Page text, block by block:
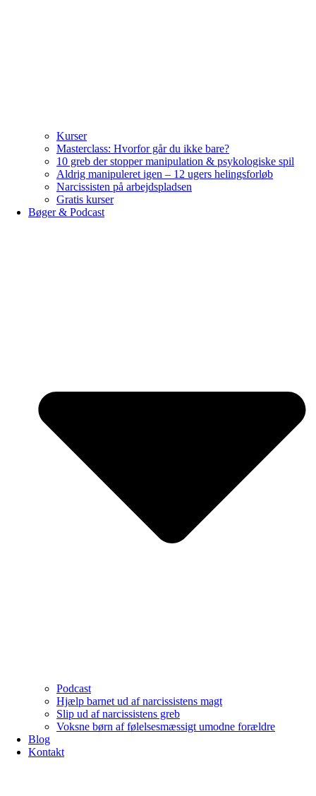
Kurser
Masterclass: Hvorfor går du ikke bare?
10 greb der stopper manipulation & psykologiske spil
Aldrig manipuleret igen – 12 ugers helingsforløb
Narcissisten på arbejdspladsen
Gratis kurser
Bøger & Podcast
Podcast
Hjælp barnet ud af narcissistens magt
Slip ud af narcissistens greb
Voksne børn af følelsesmæssigt umodne forældre
Blog
Kontakt